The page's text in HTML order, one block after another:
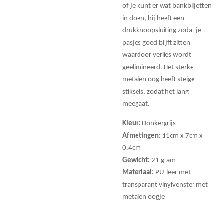
of je kunt er wat bankbiljetten
in doen, hij heeft een
drukknoopsluiting zodat je
pasjes goed blijft zitten
waardoor verlies wordt
geëlimineerd. Het sterke
metalen oog heeft steige
stiksels, zodat het lang
meegaat.
Kleur: Donkergrijs
Afmetingen: 11cm x 7cm x
0.4cm
Gewicht: 21 gram
Materiaal: PU-leer met
transparant vinylvenster met
metalen oogje